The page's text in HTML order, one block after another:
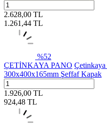
2.628,00 TL
1.261,44 TL
%52
ÇETİNKAYA PANO
300x400x165mm Şeffaf Kapak
1.926,00 TL
924,48 TL